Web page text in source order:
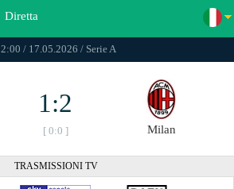
Diretta
/ 17.05.2026 / Serie A
1:2
[ 0:0 ] Milan
TRASMISSIONI TV